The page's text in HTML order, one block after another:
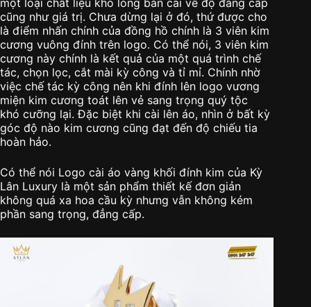
một loại chất liệu khó lòng bàn cãi về độ đẳng cấp
cũng như giá trị. Chưa dừng lại ở đó, thứ được cho
là điểm nhấn chính của đồng hồ chính là 3 viên kim
cương vuông đính trên logo. Có thể nói, 3 viên kim
cương này chính là kết quả của một quá trình chế
tác, chọn lọc, cắt mài kỳ công và tỉ mỉ. Chính nhờ
việc chế tác kỳ công nên khi đính lên logo vương
miện kim cương toát lên vẻ sang trọng quý tộc
khó cưỡng lại. Đặc biệt khi cài lên áo, nhìn ở bất kỳ
góc độ nào kim cương cũng đạt đến độ chiếu tia
hoàn hảo.
Có thể nói Logo cài áo vàng khối đính kim của Kỳ
Lân Luxury là một sản phẩm thiết kế đơn giản
không quá xa hoa cầu kỳ nhưng vẫn không kém
phần sang trọng, đẳng cấp.